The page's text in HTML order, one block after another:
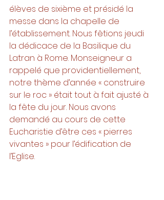
élèves de sixième et présidé la
messe dans la chapelle de
l’établissement. Nous fêtions jeudi
la dédicace de la Basilique du
Latran à Rome. Monseigneur a
rappelé que providentiellement,
notre thème d’année « construire
sur le roc » était tout à fait ajusté à
la fête du jour. Nous avons
demandé au cours de cette
Eucharistie d’être ces « pierres
vivantes » pour l’édification de
l’Eglise.